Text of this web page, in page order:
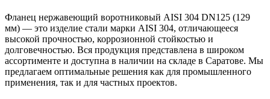
Фланец нержавеющий воротниковый AISI 304 DN125 (129
мм) — это изделие стали марки AISI 304, отличающееся
высокой прочностью, коррозионной стойкостью и
долговечностью. Вся продукция представлена в широком
ассортименте и доступна в наличии на складе в Саратове. Мы
предлагаем оптимальные решения как для промышленного
применения, так и для частных проектов.